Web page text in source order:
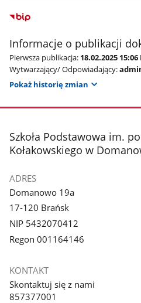
Informacje o publikacji
Pierwsza publikacja: 18.02.2025
Wytwarzający/ Odpowiadający:
Pokaż historię zmian
stopka
Szkoła Podstawowa im.
Kołakowskiego w
ADRES
Domanowo 19a
17-120 Brańsk
NIP 5432070412
Regon 001164146
KONTAKT
Skontaktuj się z nami
857377001